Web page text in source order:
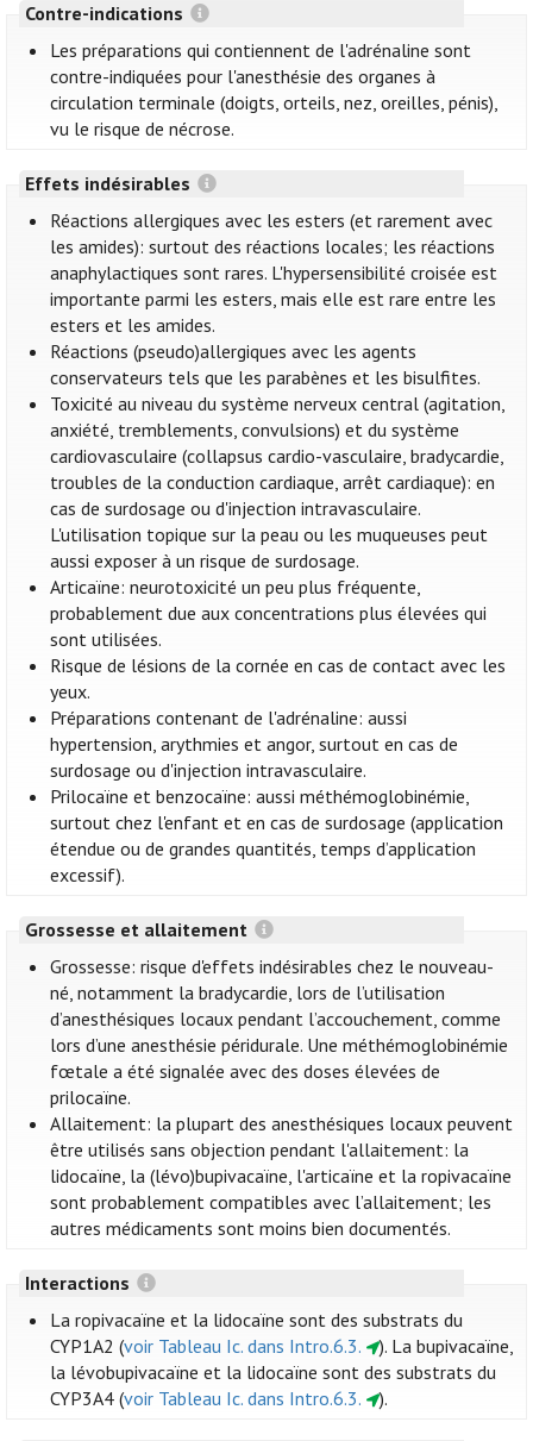
Contre-indications
Les préparations qui contiennent de l'adrénaline sont
contre-indiquées pour l'anesthésie des organes à
circulation terminale (doigts, orteils, nez, oreilles, pénis),
vu le risque de nécrose.
Effets indésirables
Réactions allergiques avec les esters (et rarement avec
les amides): surtout des réactions locales; les réactions
anaphylactiques sont rares. L'hypersensibilité croisée est
importante parmi les esters, mais elle est rare entre les
esters et les amides.
Réactions (pseudo)allergiques avec les agents
conservateurs tels que les parabènes et les bisulfites.
Toxicité au niveau du système nerveux central (agitation,
anxiété, tremblements, convulsions) et du système
cardiovasculaire (collapsus cardio-vasculaire, bradycardie,
troubles de la conduction cardiaque, arrêt cardiaque): en
cas de surdosage ou d'injection intravasculaire.
L'utilisation topique sur la peau ou les muqueuses peut
aussi exposer à un risque de surdosage.
Articaïne: neurotoxicité un peu plus fréquente,
probablement due aux concentrations plus élevées qui
sont utilisées.
Risque de lésions de la cornée en cas de contact avec les
yeux.
Préparations contenant de l'adrénaline: aussi
hypertension, arythmies et angor, surtout en cas de
surdosage ou d'injection intravasculaire.
Prilocaïne et benzocaïne: aussi méthémoglobinémie,
surtout chez l'enfant et en cas de surdosage (application
étendue ou de grandes quantités, temps d’application
excessif).
Grossesse et allaitement
Grossesse: risque d'effets indésirables chez le nouveau-
né, notamment la bradycardie, lors de l’utilisation
d’anesthésiques locaux pendant l’accouchement, comme
lors d’une anesthésie péridurale. Une méthémoglobinémie
fœtale a été signalée avec des doses élevées de
prilocaïne.
Allaitement: la plupart des anesthésiques locaux peuvent
être utilisés sans objection pendant l'allaitement: la
lidocaïne, la (lévo)bupivacaïne, l'articaïne et la ropivacaïne
sont probablement compatibles avec l’allaitement; les
autres médicaments sont moins bien documentés.
Interactions
La ropivacaïne et la lidocaïne sont des substrats du
CYP1A2 (voir Tableau Ic. dans Intro.6.3.
). La bupivacaïne,
la lévobupivacaïne et la lidocaïne sont des substrats du
CYP3A4 (voir Tableau Ic. dans Intro.6.3. ).